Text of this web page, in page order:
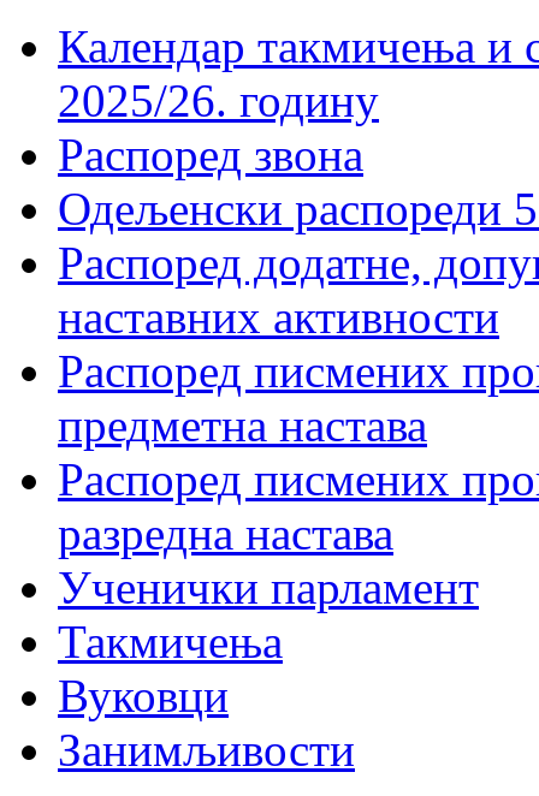
Календар такмичења
2025/26. годину
Распоред звона
Одељенски распореди
Распоред додатне,
наставних активности
Распоред писмених
предметна настава
Распоред писмених
разредна настава
Ученички парламент
Такмичења
Вуковци
Занимљивости